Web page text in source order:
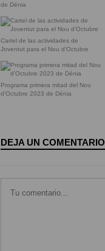
de Dénia
Cartel de las actividades de
Joventut para el Nou d’Octubre
Programa primera mitad del Nou
d’Octubre 2023 de Dénia
DEJA UN COMENTARIO